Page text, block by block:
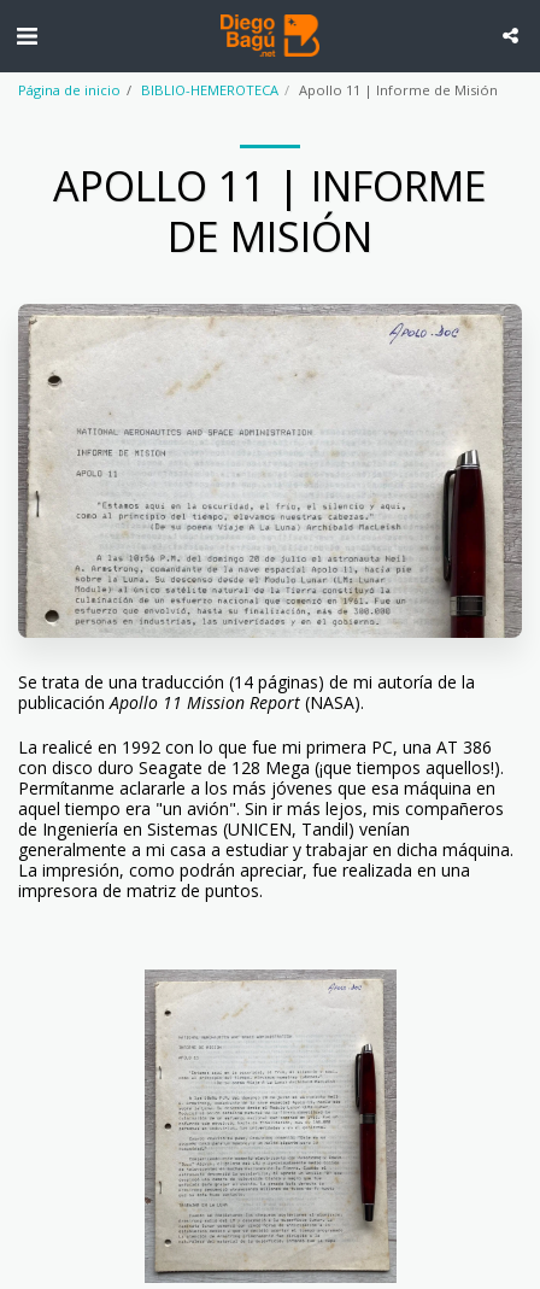
Página de inicio BIBLIO-HEMEROTECA Apollo 11 | Informe de Misión
APOLLO 11 | INFORME
DE MISIÓN
Se trata de una traducción (14 páginas) de mi autoría de la
publicaciónApollo 11 Mission Report (NASA).
La realicé en 1992 con lo que fue mi primera PC, una AT 386
con disco duro Seagate de 128 Mega (¡que tiempos aquellos!).
Permítanme aclararle a los más jóvenes que esa máquina en
aquel tiempo era "un avión". Sin ir más lejos, mis compañeros
de Ingeniería en Sistemas (UNICEN, Tandil) venían
generalmente a mi casa a estudiar y trabajar en dicha máquina.
La impresión, como podrán apreciar, fue realizada en una
impresora de matriz de puntos.